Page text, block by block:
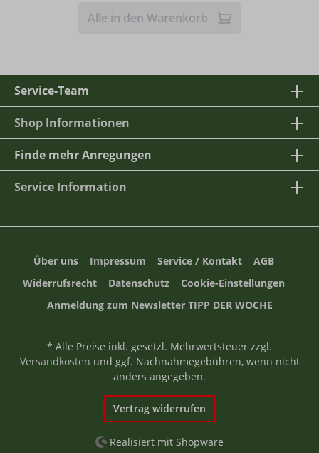
Alle in den Warenkorb
Service-Team
Shop Informationen
Finde mehr Anregungen
Service Information
Über uns Impressum Service / Kontakt
AGB
Widerrufsrecht
Datenschutz
Cookie-Einstellungen
Anmeldung zum Newsletter TIPP DER WOCHE
* Alle Preise inkl. gesetzl. Mehrwertsteuer zzgl.
Versandkosten und ggf. Nachnahmegebühren, wenn nicht
anders angegeben.
Vertrag widerrufen
Realisiert mit Shopware